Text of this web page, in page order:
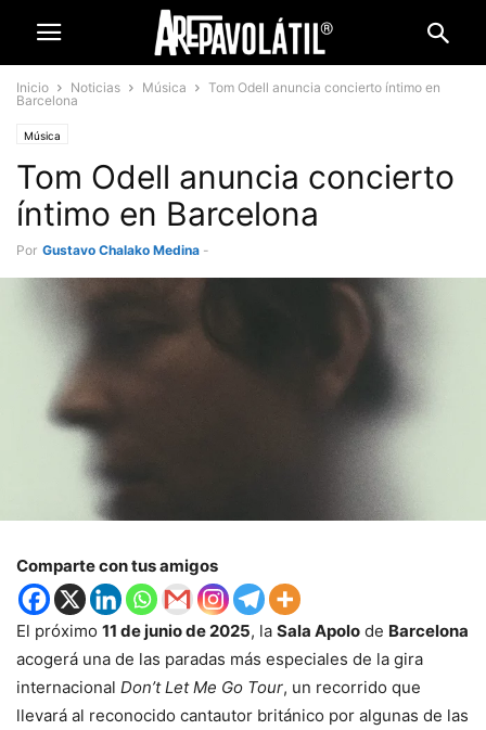
Inicio Noticias Música
Tom Odell anuncia concierto íntimo en
Barcelona
Música
Tom Odell anuncia concierto
íntimo en Barcelona
Por Gustavo Chalako Medina -
Comparte con tus amigos
El próximo 11 de junio de 2025, la Sala Apolo de Barcelona
acogerá una de las paradas más especiales de la gira
internacional Don’t Let Me Go Tour, un recorrido que
llevará al reconocido cantautor británico por algunas de las